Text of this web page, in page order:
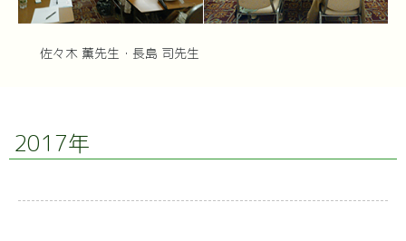
佐々木 薫先生・長島 司先生
2017年